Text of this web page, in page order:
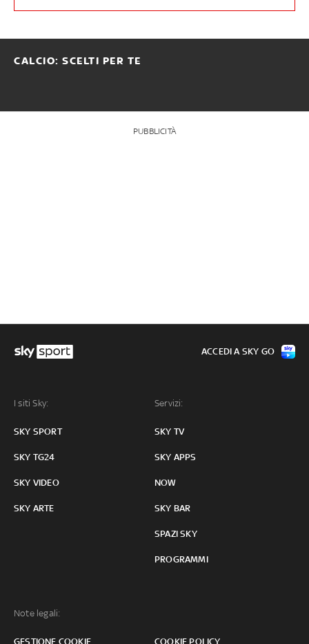
CALCIO: SCELTI PER TE
PUBBLICITÀ
I siti Sky:
SKY SPORT
SKY TG24
SKY VIDEO
SKY ARTE
Servizi:
SKY TV
SKY APPS
NOW
SKY BAR
SPAZI SKY
PROGRAMMI
Note legali:
GESTIONE COOKIE COOKIE POLICY
ACCEDI A SKY GO